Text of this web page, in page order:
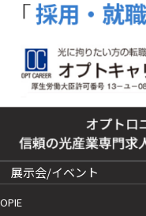
展示会/イベント
OPIE